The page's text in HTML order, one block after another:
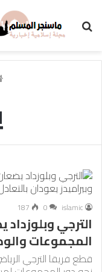
islamic
0
187
الترجي
المجموعات
قطع فريقا الترجي